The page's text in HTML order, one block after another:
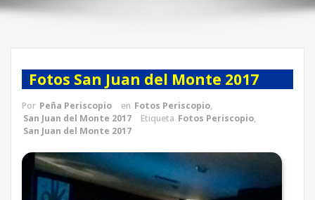
Fotos San Juan del Monte 2017
Por Peña Periscopio en Fotos Periscopio,
San Juan del Monte 2017
Etiqueta Fotos Periscopio,
San Juan del Monte 2017